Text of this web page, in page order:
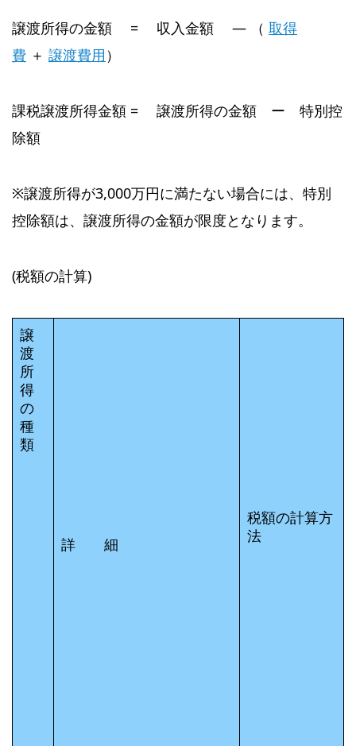
譲渡所得の金額 = 収入金額 ― （ 取得
費 ＋ 譲渡費用 ）
課税譲渡所得金額 = 譲渡所得の金額 ー 特別控
除額
※譲渡所得が3,000万円に満たない場合には、特別
控除額は、譲渡所得の金額が限度となります。
(税額の計算)
譲
渡
所
得
の
種
類
詳 細
税額の計算方
法